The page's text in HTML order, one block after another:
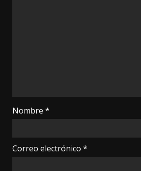
Nombre *
Correo electrónico *